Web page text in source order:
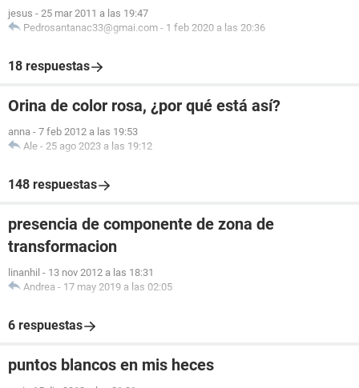
jesus - 25 mar 2011 a las 19:47
Pedrosantanac33@gmai.com - 1 feb 2020 a las 20:36
18 respuestas
Orina de color rosa, ¿por qué está así?
anna - 7 feb 2012 a las 19:53
Ale - 25 ago 2023 a las 19:12
148 respuestas
presencia de componente de zona de
transformacion
linanhil - 13 nov 2012 a las 18:31
Andrea - 17 may 2019 a las 02:05
6 respuestas
puntos blancos en mis heces